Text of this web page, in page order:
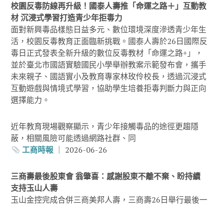
校園反毒防線再升級！國泰人壽推「命運之路＋」互動教
材 沉浸式學習打造青少年拒毒力
面對新興毒品樣態日益多元、數位環境深度滲透青少年生
活，校園反毒教育正面臨新挑戰。國泰人壽於26日國際反
毒日正式發表全新升級的數位反毒教材「命運之路+」，
並於臺北市國語實驗國民小學舉辦教案示範發布會，攜手
未來親子、國語實小及教育專家林玫伶校長，透過沉浸式
互動遊戲與情境式學習，協助學生培養拒毒判斷力與正向
選擇能力。
近年教育現場觀察顯示，青少年接觸毒品的途徑更趨隱
蔽，相關風險可能透過網路社群、同
工商時報｜ 2026-06-26
三商壽最後股東會 翁肇喜：感謝股東不離不棄、盼持續
支持玉山人壽
玉山金控完成合併三商美邦人壽，三商壽26日舉行最後一